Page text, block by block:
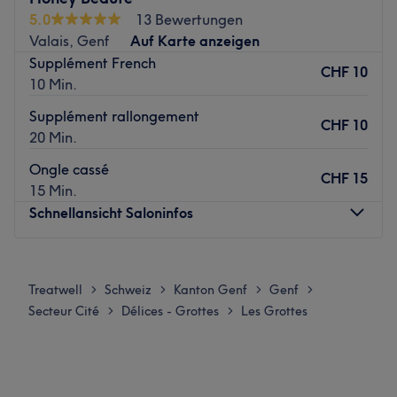
Nous proposons aussi des formations professionnelles,
pour débutantes ou stylistes souhaitant se perfectionner.
✅ Technique russe avancée ✅ Hygiène rigoureuse ✅
Résultats précis et durables
📍 Genève – Réservez votre soin ou formation en ligne.
5.0
13 Bewertungen
Valais, Genf
Auf Karte anzeigen
Supplément French
10 Min.
CHF 10
Supplément rallongement
20 Min.
CHF 10
Ongle cassé
15 Min.
CHF 15
Schnellansicht Saloninfos
Dienstag
10:00 –
Mittwoch
10:00
Treatwell > Schweiz > Kanton Genf > Genf >
Secteur Cité > Délices - Grottes > Les Grottes